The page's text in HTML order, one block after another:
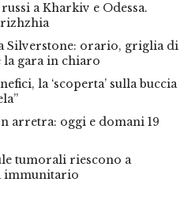
a Kharkiv e Odessa.
Silverstone: orario, griglia di
la gara in chiaro
la ‘scoperta’ sulla buccia
arretra: oggi e domani 19
tumorali riescono a
immunitario